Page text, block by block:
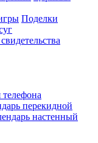
Поделки
перекидной
настенный